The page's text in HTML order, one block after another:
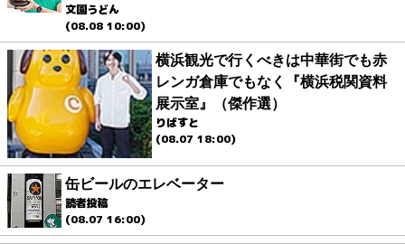
文園うどん
(08.08 10:00)
横浜観光で行くべきは中華街でも赤
レンガ倉庫でもなく『横浜税関資料
展示室』（傑作選）
りばすと
(08.07 18:00)
缶ビールのエレベーター
読者投稿
(08.07 16:00)